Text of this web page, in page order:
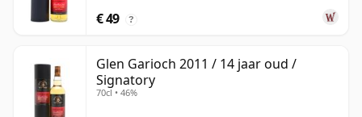
€ 49 ?
Glen Garioch 2011 / 14 jaar oud /
Signatory
70cl • 46%